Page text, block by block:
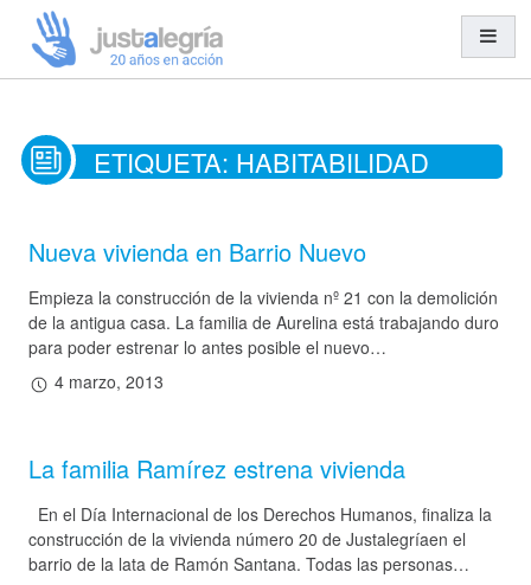
Misión y Visión
Organización y Equipo
Entidades Solidarias
Trabajo en Red
Cooperación al Desarrollo
Acción Social
Educación para el Desarrollo
ETIQUETA: HABITABILIDAD
Nueva vivienda en Barrio Nuevo
Empieza la construcción de la vivienda nº 21 con la demolición
de la antigua casa. La familia de Aurelina está trabajando duro
para poder estrenar lo antes posible el nuevo…
4 marzo, 2013
La familia Ramírez estrena vivienda
En el Día Internacional de los Derechos Humanos, finaliza la
construcción de la vivienda número 20 de Justalegríaen el
barrio de la lata de Ramón Santana. Todas las personas…